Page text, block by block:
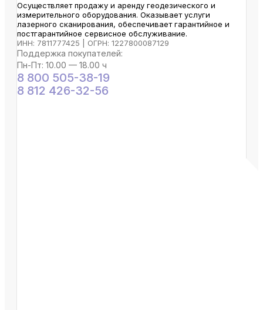
Осуществляет продажу и аренду геодезического и
измерительного оборудования. Оказывает услуги
лазерного сканирования, обеспечивает гарантийное и
постгарантийное сервисное обслуживание.
ИНН: 7811777425 | ОГРН: 1227800087129
Поддержка покупателей:
Пн-Пт: 10.00 — 18.00 ч
8 800 505-38-19
8 812 426-32-56